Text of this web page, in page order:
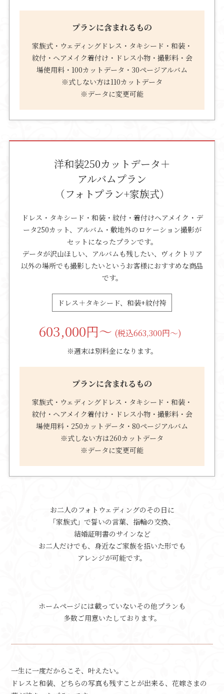
プランに含まれるもの
家族式・ウェディングドレス・タキシード・和装・
紋付・ヘアメイク着付け・ドレス小物・撮影料・会
場使用料・100カットデータ・30ページアルバム
※式しない方は110カットデータ
※データに変更可能
洋和装250カットデータ＋
アルバムプラン
（フォトプラン+家族式）
ドレス・タキシード・和装・紋付・着付けヘアメイク・デ
ータ250カット、アルバム・敷地外のロケーション撮影が
セットになったプランです。
データが沢山ほしい、アルバムも残したい、ヴィクトリア
以外の場所でも撮影したいというお客様におすすめな商品
です。
ドレス＋タキシード、和装+紋付袴
603,000円～ (税込663,300円～)
※週末は別料金になります。
プランに含まれるもの
家族式・ウェディングドレス・タキシード・和装・
紋付・ヘアメイク着付け・ドレス小物・撮影料・会
場使用料・250カットデータ・80ページアルバム
※式しない方は260カットデータ
※データに変更可能
お二人のフォトウェディングのその日に
「家族式」で誓いの言葉、指輪の交換、
結婚証明書のサインなど
お二人だけでも、身近なご家族を招いた形でも
アレンジが可能です。
ホームページには載っていないその他プランも
多数ご用意いたしております。
一生に一度だからこそ、叶えたい。
ドレスと和装、どちらの写真も残すことが出来る、花嫁さまの